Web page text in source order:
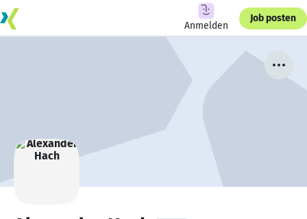
Anmelden
Job posten